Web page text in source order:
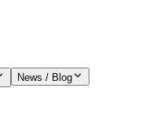
News / Blog